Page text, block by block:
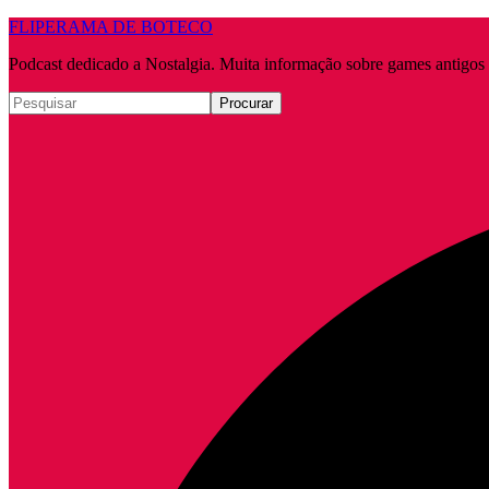
FLIPERAMA DE BOTECO
Podcast dedicado a Nostalgia. Muita informação sobre games